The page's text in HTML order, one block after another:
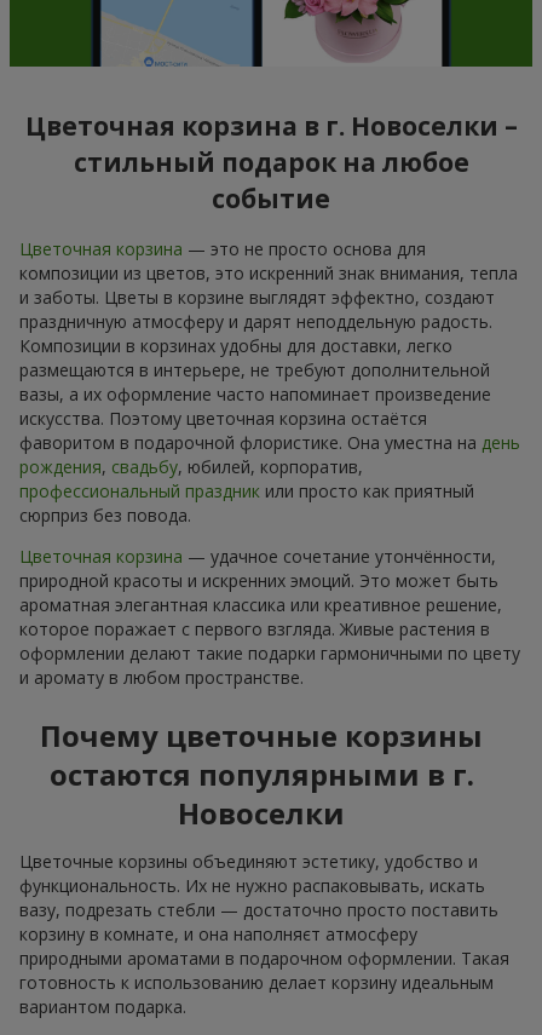
Цветочная корзина в г. Новоселки –
стильный подарок на любое
событие
Цветочная корзина — это не просто основа для
композиции из цветов, это искренний знак внимания, тепла
и заботы. Цветы в корзине выглядят эффектно, создают
праздничную атмосферу и дарят неподдельную радость.
Композиции в корзинах удобны для доставки, легко
размещаются в интерьере, не требуют дополнительной
вазы, а их оформление часто напоминает произведение
искусства. Поэтому цветочная корзина остаётся
фаворитом в подарочной флористике. Она уместна на день
рождения, свадьбу, юбилей, корпоратив,
профессиональный праздник или просто как приятный
сюрприз без повода.
Цветочная корзина — удачное сочетание утончённости,
природной красоты и искренних эмоций. Это может быть
ароматная элегантная классика или креативное решение,
которое поражает с первого взгляда. Живые растения в
оформлении делают такие подарки гармоничными по цвету
и аромату в любом пространстве.
Почему цветочные корзины
остаются популярными в г.
Новоселки
Цветочные корзины объединяют эстетику, удобство и
функциональность. Их не нужно распаковывать, искать
вазу, подрезать стебли — достаточно просто поставить
корзину в комнате, и она наполняєт атмосферу
природными ароматами в подарочном оформлении. Такая
готовность к использованию делает корзину идеальным
вариантом подарка.